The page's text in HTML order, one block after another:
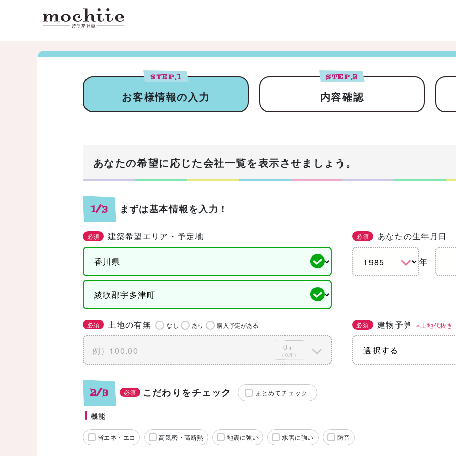
STEP.1
お客様情報の入力
STEP.2
内容確認
あなたの希望に応じた会社一覧を表示させましょう。
1/3 まずは基本情報を入力！
必須 建築希望エリア・予定地 必須 あなたの生年月日
年
必須 土地の有無 なし あり 購入予定がある
0㎡
（0坪）
必須 建物予算 ※土地代抜き
2/3 必須 こだわりをチェック まとめてチェック
機能
省エネ・エコ 高気密・高断熱 地震に強い 水害に強い 防音